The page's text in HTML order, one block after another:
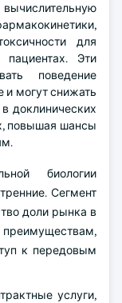
для
Эти
поведение
и могут снижать
доклинических
повышая шансы
биологии
Сегмент
доли рынка в
преимуществам,
к передовым
услуги,